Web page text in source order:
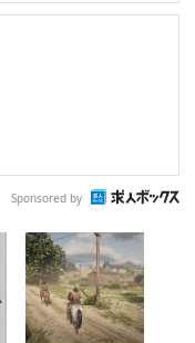
Sponsored by